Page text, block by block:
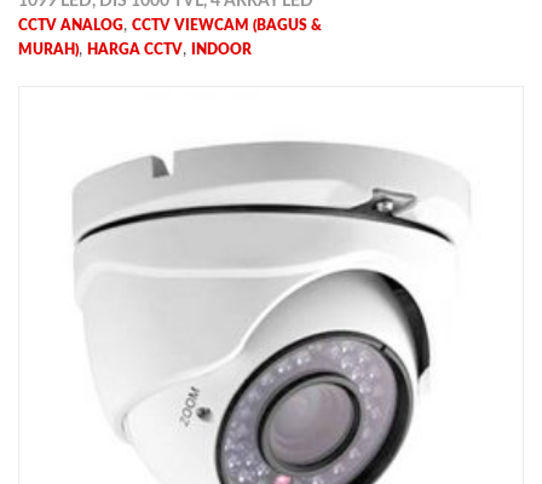
CCTV ANALOG, CCTV VIEWCAM (BAGUS &
MURAH), HARGA CCTV, INDOOR